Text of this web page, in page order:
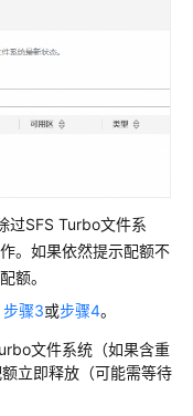
过SFS Turbo文件系
。如果依然提示配额不
额。
步骤3或步骤4。
文件系统（如果含重
立即释放（可能需等待